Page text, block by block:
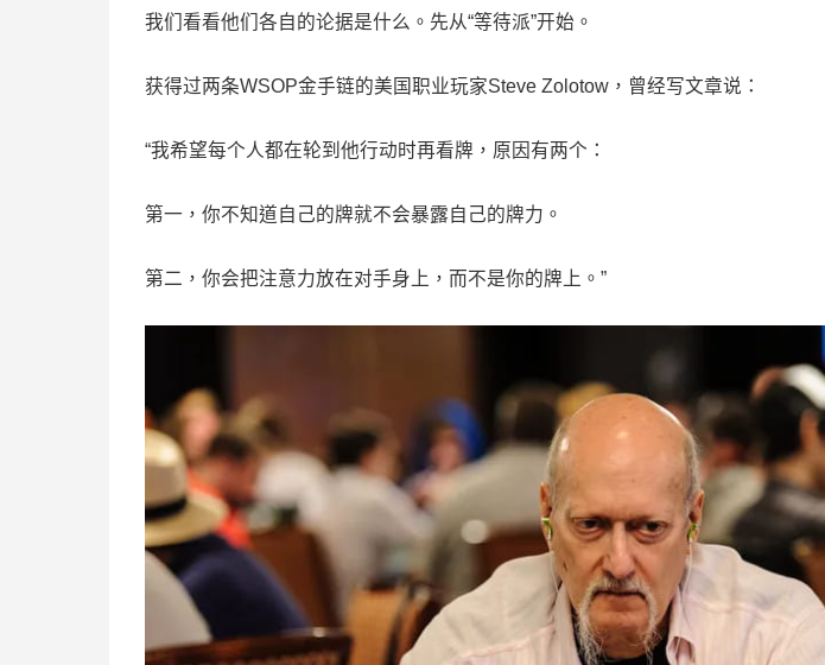
我们看看他们各自的论据是什么。先从“等待派”开始。
获得过两条WSOP金手链的美国职业玩家Steve Zolotow，曾经写文章说：
“我希望每个人都在轮到他行动时再看牌，原因有两个：
第一，你不知道自己的牌就不会暴露自己的牌力。
第二，你会把注意力放在对手身上，而不是你的牌上。”